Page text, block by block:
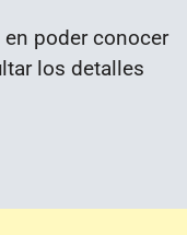
poder conocer
los detalles